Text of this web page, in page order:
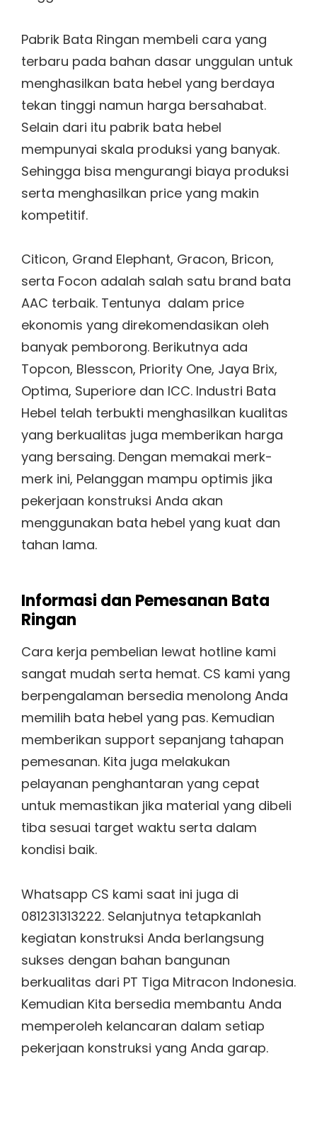
Pabrik Bata Ringan membeli cara yang
terbaru pada bahan dasar unggulan untuk
menghasilkan bata hebel yang berdaya
tekan tinggi namun harga bersahabat.
Selain dari itu pabrik bata hebel
mempunyai skala produksi yang banyak.
Sehingga bisa mengurangi biaya produksi
serta menghasilkan price yang makin
kompetitif.
Citicon, Grand Elephant, Gracon, Bricon,
serta Focon adalah salah satu brand bata
AAC terbaik. Tentunya dalam price
ekonomis yang direkomendasikan oleh
banyak pemborong. Berikutnya ada
Topcon, Blesscon, Priority One, Jaya Brix,
Optima, Superiore dan ICC. Industri Bata
Hebel telah terbukti menghasilkan kualitas
yang berkualitas juga memberikan harga
yang bersaing. Dengan memakai merk-
merk ini, Pelanggan mampu optimis jika
pekerjaan konstruksi Anda akan
menggunakan bata hebel yang kuat dan
tahan lama.
Informasi dan Pemesanan Bata
Ringan
Cara kerja pembelian lewat hotline kami
sangat mudah serta hemat. CS kami yang
berpengalaman bersedia menolong Anda
memilih bata hebel yang pas. Kemudian
memberikan support sepanjang tahapan
pemesanan. Kita juga melakukan
pelayanan penghantaran yang cepat
untuk memastikan jika material yang dibeli
tiba sesuai target waktu serta dalam
kondisi baik.
Whatsapp CS kami saat ini juga di
081231313222. Selanjutnya tetapkanlah
kegiatan konstruksi Anda berlangsung
sukses dengan bahan bangunan
berkualitas dari PT Tiga Mitracon Indonesia.
Kemudian Kita bersedia membantu Anda
memperoleh kelancaran dalam setiap
pekerjaan konstruksi yang Anda garap.